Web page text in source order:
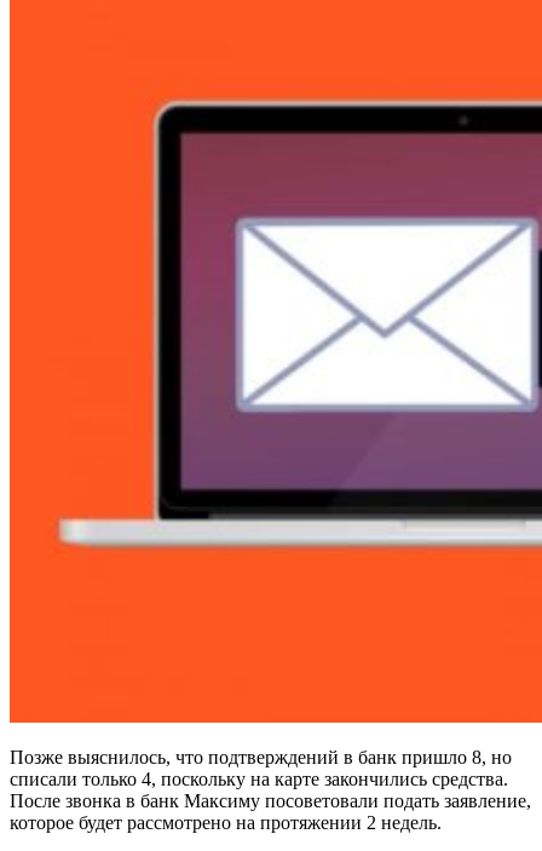
Позже выяснилось, что подтверждений в банк пришло 8, но
списали только 4, поскольку на карте закончились средства.
После звонка в банк Максиму посоветовали подать заявление,
которое будет рассмотрено на протяжении 2 недель.